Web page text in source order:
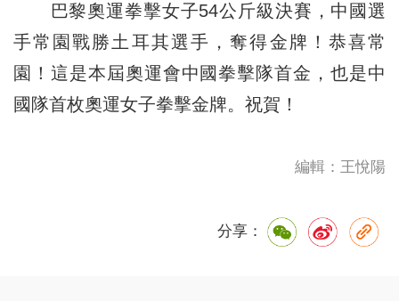
巴黎奧運拳擊女子54公斤級決賽，中國選
手常園戰勝土耳其選手，奪得金牌！恭喜常
園！這是本屆奧運會中國拳擊隊首金，也是中
國隊首枚奧運女子拳擊金牌。祝賀！
編輯：王悅陽
分享：